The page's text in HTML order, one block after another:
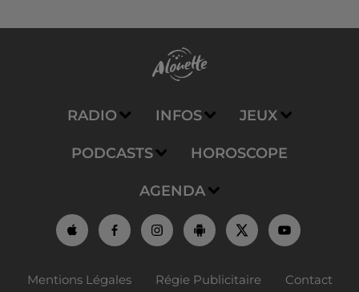
RADIO INFOS JEUX
PODCASTS HOROSCOPE
AGENDA
Mentions Légales Régie Publicitaire Contact